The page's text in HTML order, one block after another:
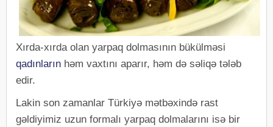
Xırda-xırda olan yarpaq dolmasının bükülməsi
qadınların həm vaxtını aparır, həm də səliqə tələb
edir.
Lakin son zamanlar Türkiyə mətbəxində rast
gəldiyimiz uzun formalı yarpaq dolmalarını isə bir